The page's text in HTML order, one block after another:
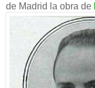
de Madrid la obra de